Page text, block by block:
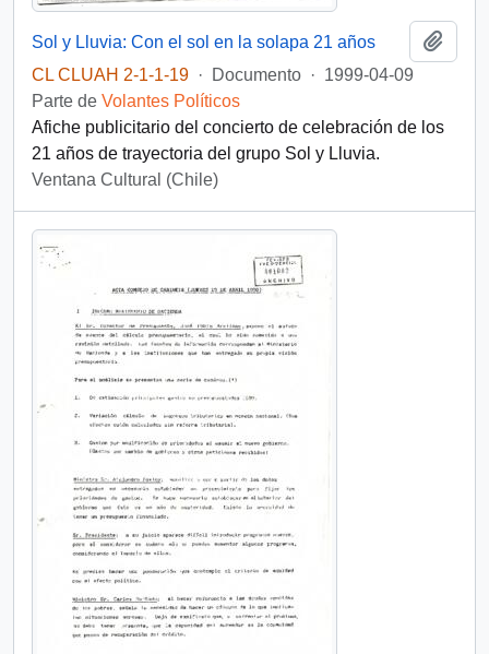
Sol y Lluvia: Con el sol en la solapa 21 años
CL CLUAH 2-1-1-19 · Documento · 1999-04-09
Parte de Volantes Políticos
Afiche publicitario del concierto de celebración de los
21 años de trayectoria del grupo Sol y Lluvia.
Ventana Cultural (Chile)